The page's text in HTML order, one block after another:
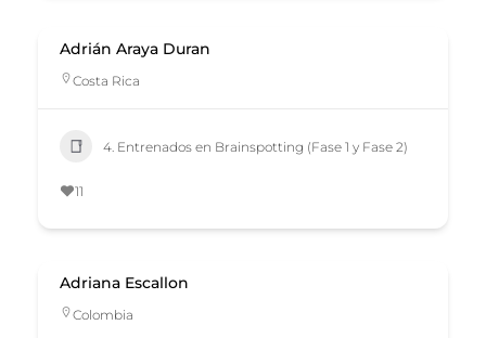
Adrián Araya Duran
Costa Rica
4. Entrenados en Brainspotting (Fase 1 y Fase 2)
11
Adriana Escallon
Colombia